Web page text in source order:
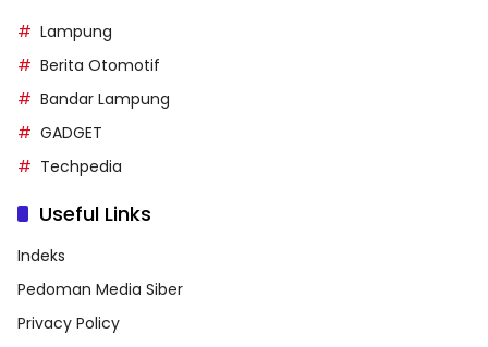
Lampung
Berita Otomotif
Bandar Lampung
GADGET
Techpedia
Useful Links
Indeks
Pedoman Media Siber
Privacy Policy